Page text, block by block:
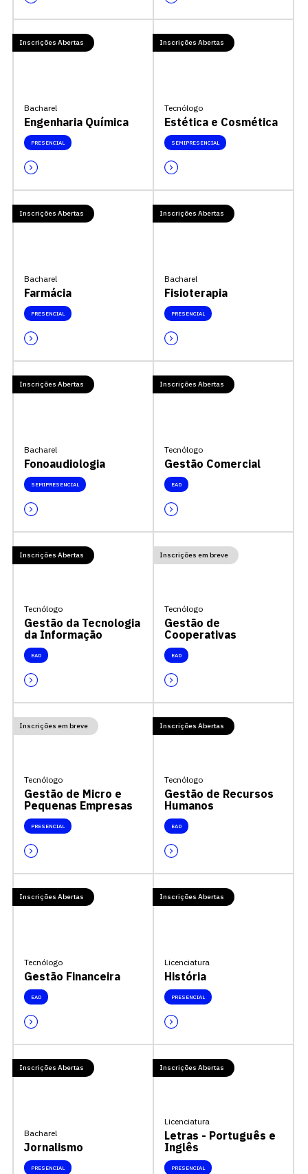
Inscrições Abertas
Bacharel
Engenharia Química
PRESENCIAL
Inscrições Abertas
Tecnólogo
Estética e Cosmética
SEMIPRESENCIAL
Inscrições Abertas
Bacharel
Farmácia
PRESENCIAL
Inscrições Abertas
Bacharel
Fisioterapia
PRESENCIAL
Inscrições Abertas
Bacharel
Fonoaudiologia
SEMIPRESENCIAL
Inscrições Abertas
Tecnólogo
Gestão Comercial
EAD
Inscrições Abertas
Tecnólogo
Gestão da Tecnologia
da Informação
EAD
Inscrições em breve
Tecnólogo
Gestão de
Cooperativas
EAD
Inscrições em breve
Tecnólogo
Gestão de Micro e
Pequenas Empresas
PRESENCIAL
Inscrições Abertas
Tecnólogo
Gestão de Recursos
Humanos
EAD
Inscrições Abertas
Tecnólogo
Gestão Financeira
EAD
Inscrições Abertas
Licenciatura
História
PRESENCIAL
Inscrições Abertas
Bacharel
Jornalismo
PRESENCIAL
Inscrições Abertas
Licenciatura
Letras - Português e
Inglês
PRESENCIAL
Escolha a vaga que você
vagas para início de curso